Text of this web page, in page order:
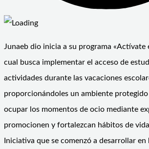
Junaeb dio inicia a su programa «Actívate
cual busca implementar el acceso de
actividades durante las vacaciones
proporcionándoles un ambiente
ocupar los momentos de ocio mediante
promocionen y fortalezcan hábitos de
Iniciativa que se comenzó a desarrollar en